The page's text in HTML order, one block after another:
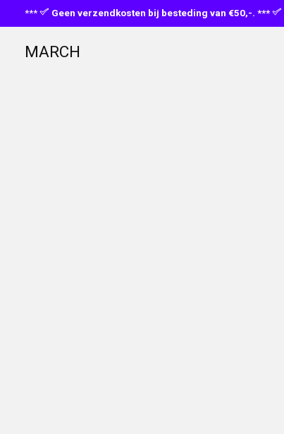
*** Geen verzendkosten bij besteding van €50,-. ***
MARCH